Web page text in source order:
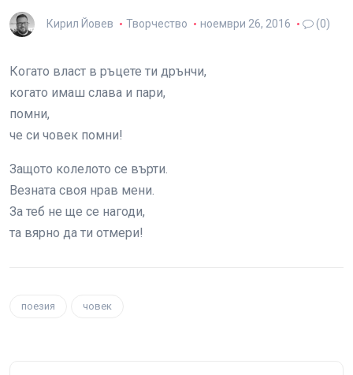
Кирил Йовев Творчество ноември 26, 2016 (0)
Когато власт в ръцете ти дрънчи,
когато имаш слава и пари,
помни,
че си човек помни!
Защото колелото се върти.
Везната своя нрав мени.
За теб не ще се нагоди,
та вярно да ти отмери!
поезия човек